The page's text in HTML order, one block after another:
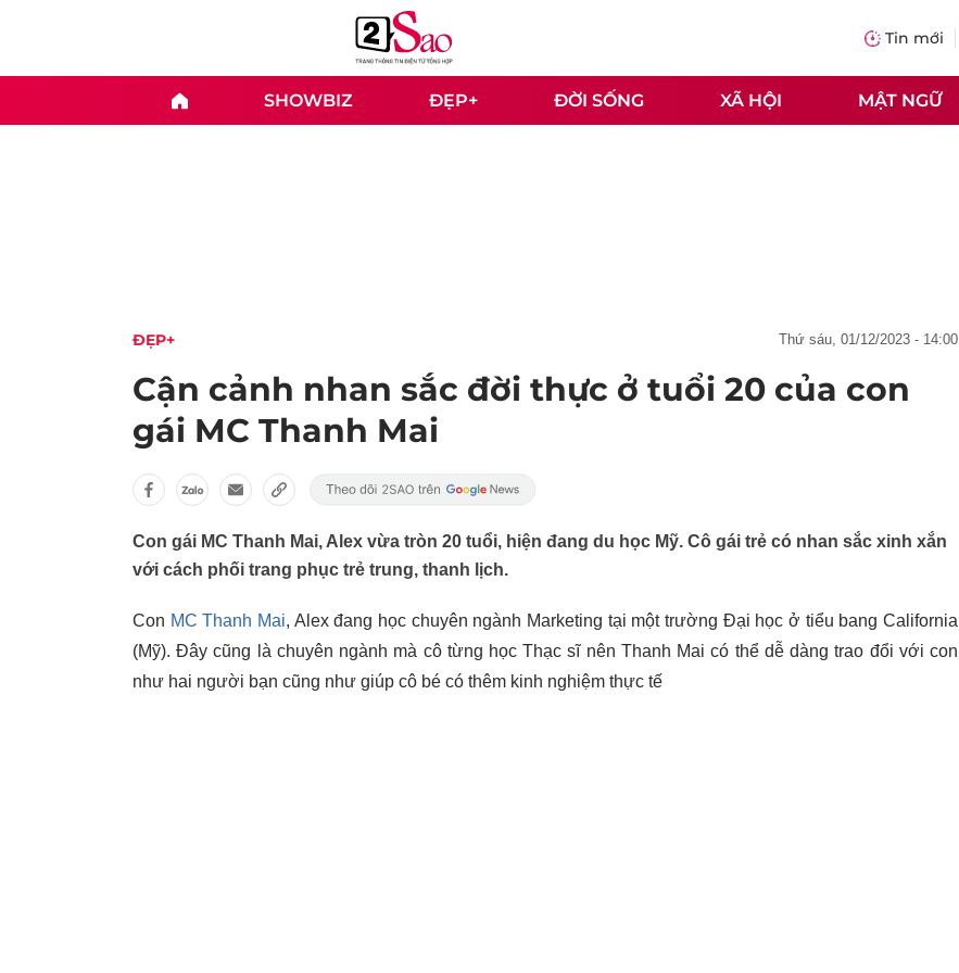
Tin mới
SHOWBIZ ĐẸP+ ĐỜI SỐNG XÃ HỘI MẬT NGỮ
ĐẸP+ thứ sáu, 01/12/2023 - 14:00
Cận cảnh nhan sắc đời thực ở tuổi 20 của con
gái MC Thanh Mai
Con gái MC Thanh Mai, Alex vừa tròn 20 tuổi, hiện đang du học Mỹ. Cô gái trẻ có nhan sắc xinh xắn
với cách phối trang phục trẻ trung, thanh lịch.
Con MC Thanh Mai, Alex đang học chuyên ngành Marketing tại một trường Đại học ở tiểu bang California
(Mỹ). Đây cũng là chuyên ngành mà cô từng học Thạc sĩ nên Thanh Mai có thể dễ dàng trao đổi với con
như hai người bạn cũng như giúp cô bé có thêm kinh nghiệm thực tế